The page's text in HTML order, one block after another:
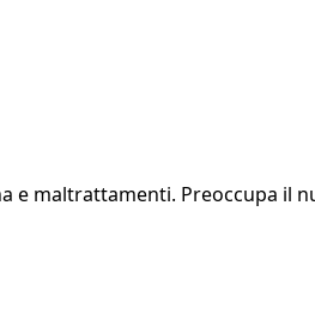
e maltrattamenti. Preoccupa il